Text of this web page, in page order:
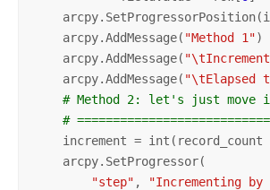
    arcpy.AddMessage(
"Method 1")
    arcpy.AddMessage(
    arcpy.AddMessage(
"\tElapsed
# Method 2: let's just move
#
increment = int(record_count
    arcpy.SetProgressor(
"step" , "Incrementing